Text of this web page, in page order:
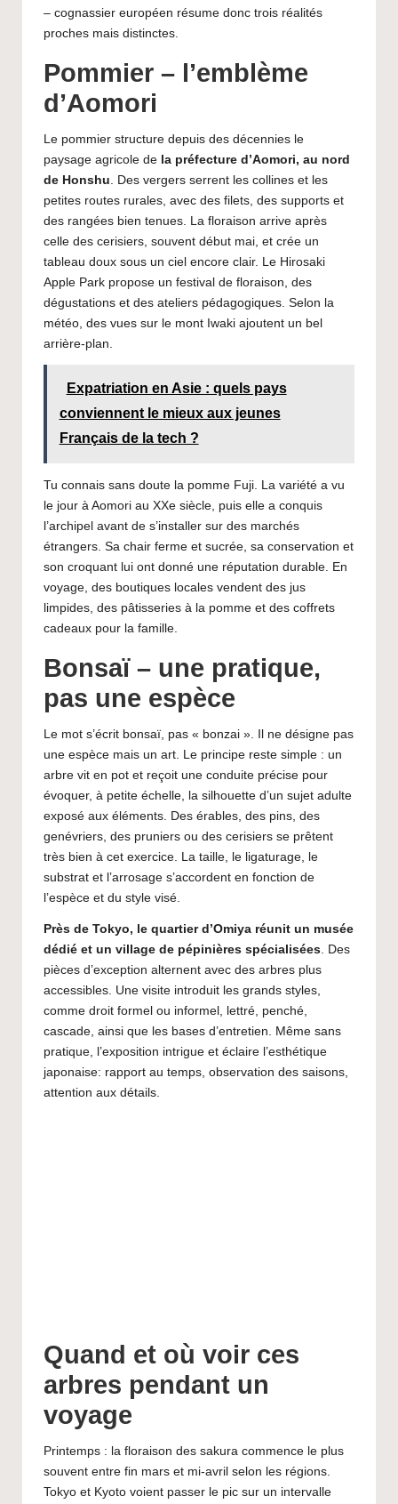
– cognassier européen résume donc trois réalités
proches mais distinctes.
Pommier – l’emblème
d’Aomori
Le pommier structure depuis des décennies le
paysage agricole de la préfecture d’Aomori, au nord
de Honshu . Des vergers serrent les collines et les
petites routes rurales, avec des filets, des supports et
des rangées bien tenues. La floraison arrive après
celle des cerisiers, souvent début mai, et crée un
tableau doux sous un ciel encore clair. Le Hirosaki
Apple Park propose un festival de floraison, des
dégustations et des ateliers pédagogiques. Selon la
météo, des vues sur le mont Iwaki ajoutent un bel
arrière-plan.
Expatriation en Asie : quels pays
conviennent le mieux aux jeunes
Français de la tech ?
Tu connais sans doute la pomme Fuji. La variété a vu
le jour à Aomori au XXe siècle, puis elle a conquis
l’archipel avant de s’installer sur des marchés
étrangers. Sa chair ferme et sucrée, sa conservation et
son croquant lui ont donné une réputation durable. En
voyage, des boutiques locales vendent des jus
limpides, des pâtisseries à la pomme et des coffrets
cadeaux pour la famille.
Bonsaï – une pratique,
pas une espèce
Le mot s’écrit bonsaï, pas « bonzai ». Il ne désigne pas
une espèce mais un art. Le principe reste simple : un
arbre vit en pot et reçoit une conduite précise pour
évoquer, à petite échelle, la silhouette d’un sujet adulte
exposé aux éléments. Des érables, des pins, des
genévriers, des pruniers ou des cerisiers se prêtent
très bien à cet exercice. La taille, le ligaturage, le
substrat et l’arrosage s’accordent en fonction de
l’espèce et du style visé.
Près de Tokyo, le quartier d’Omiya réunit un musée
dédié et un village de pépinières spécialisées. Des
pièces d’exception alternent avec des arbres plus
accessibles. Une visite introduit les grands styles,
comme droit formel ou informel, lettré, penché,
cascade, ainsi que les bases d’entretien. Même sans
pratique, l’exposition intrigue et éclaire l’esthétique
japonaise: rapport au temps, observation des saisons,
attention aux détails.
Quand et où voir ces
arbres pendant un
voyage
Printemps : la floraison des sakura commence le plus
souvent entre fin mars et mi-avril selon les régions.
Tokyo et Kyoto voient passer le pic sur un intervalle